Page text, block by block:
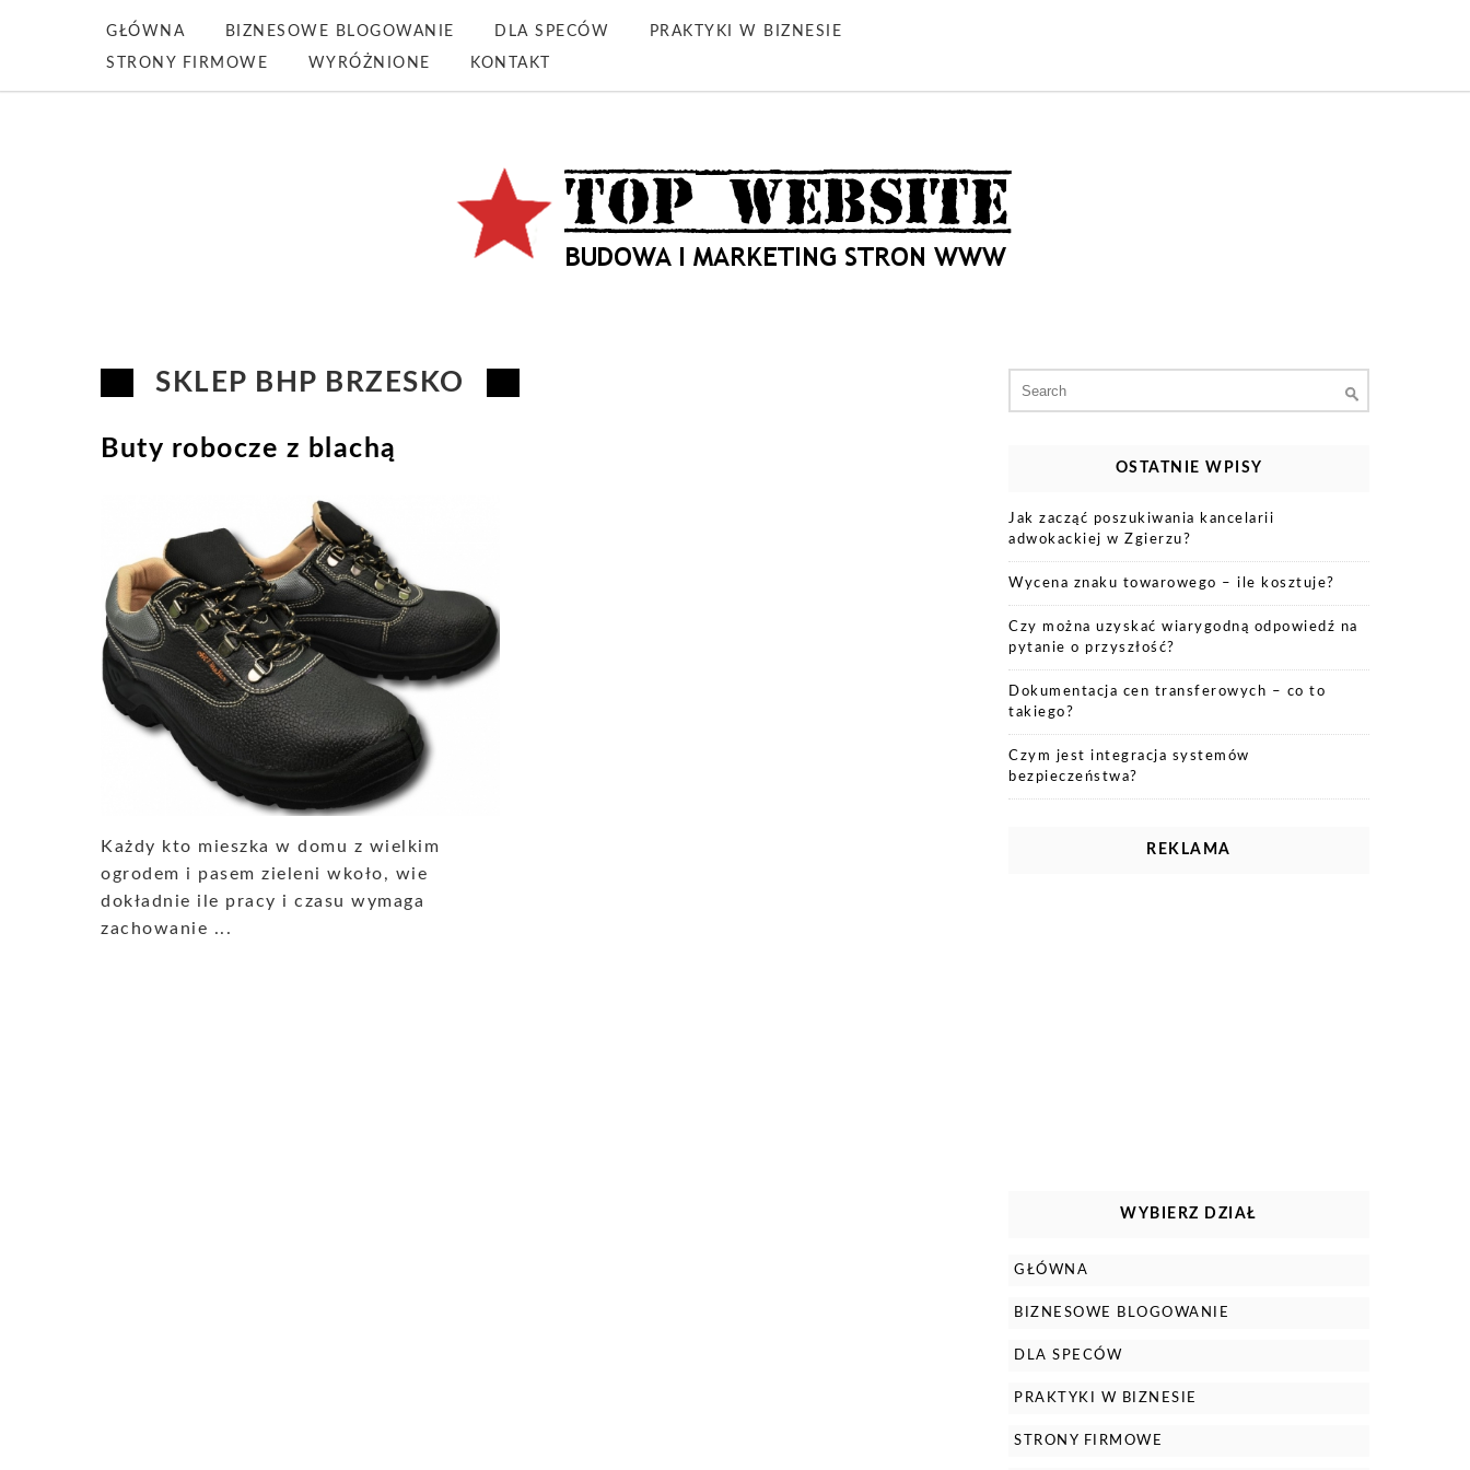
GŁÓWNA BIZNESOWE BLOGOWANIE DLA SPECÓW PRAKTYKI W BIZNESIE
STRONY FIRMOWE WYRÓŻNIONE KONTAKT
SKLEP BHP BRZESKO
Buty robocze z blachą
Każdy kto mieszka w domu z wielkim
ogrodem i pasem zieleni wkoło, wie
dokładnie ile pracy i czasu wymaga
zachowanie ...
for:
OSTATNIE WPISY
Jak zacząć poszukiwania kancelarii
adwokackiej w Zgierzu?
Wycena znaku towarowego – ile kosztuje?
Czy można uzyskać wiarygodną odpowiedź na
pytanie o przyszłość?
Dokumentacja cen transferowych – co to
takiego?
Czym jest integracja systemów
bezpieczeństwa?
REKLAMA
WYBIERZ DZIAŁ
GŁÓWNA
BIZNESOWE BLOGOWANIE
DLA SPECÓW
PRAKTYKI W BIZNESIE
STRONY FIRMOWE